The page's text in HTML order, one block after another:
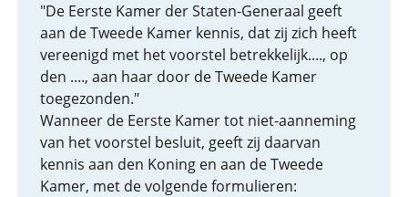
"De Eerste Kamer der Staten-Generaal geeft
aan de Tweede Kamer kennis, dat zij zich heeft
vereenigd met het voorstel betrekkelijk...., op
den ...., aan haar door de Tweede Kamer
toegezonden."
Wanneer de Eerste Kamer tot niet-aanneming
van het voorstel besluit, geeft zij daarvan
kennis aan den Koning en aan de Tweede
Kamer, met de volgende formulieren: